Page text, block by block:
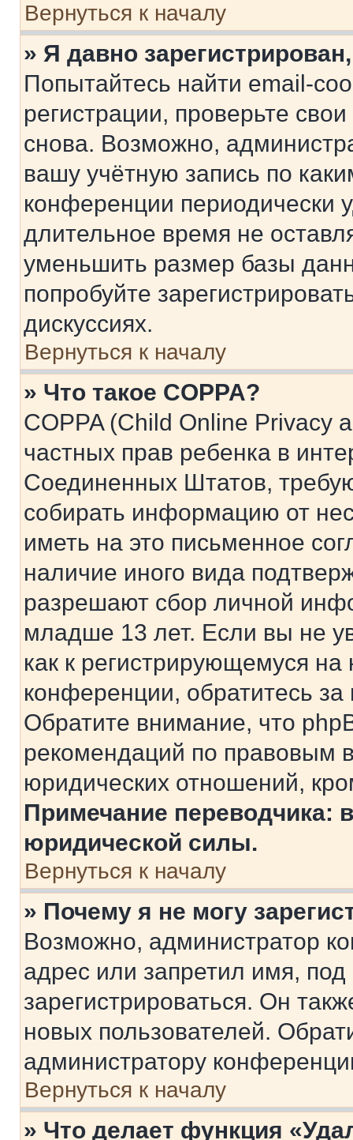
Вернуться к началу
» Я давно
Попытайтесь найти email-
регистрации, проверьте
снова. Возможно,
вашу учётную запись по
конференции периодически
длительное время не
уменьшить размер базы
попробуйте
дискуссиях.
Вернуться к началу
» Что такое COPPA?
COPPA (Child Online Privacy
частных прав ребенка в
Соединенных Штатов,
собирать информацию от
иметь на это письменное
наличие иного вида
разрешают сбор личной
младше 13 лет. Если вы не
как к регистрирующемуся
конференции, обратитесь
Обратите внимание, что
рекомендаций по правовым
юридических отношений,
Примечание переводчика:
юридической силы.
Вернуться к началу
» Почему я не могу
Возможно, администратор
адрес или запретил имя,
зарегистрироваться. Он
новых пользователей.
администратору
Вернуться к началу
» Что делает функция